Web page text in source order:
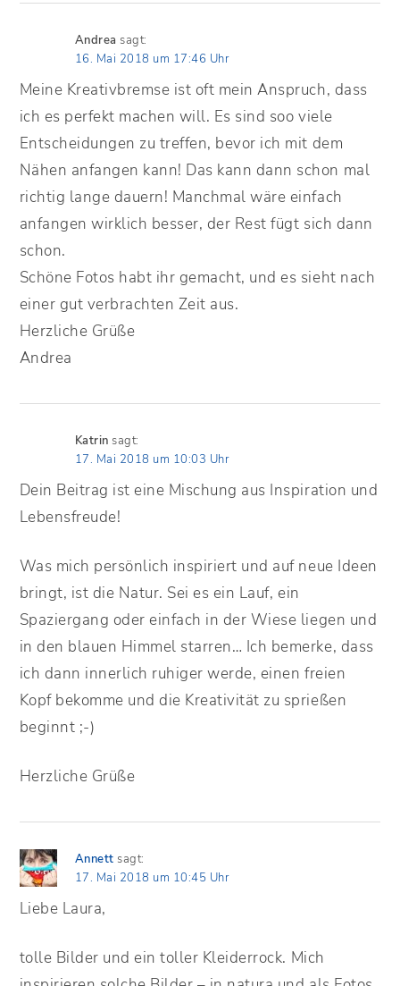
Andrea sagt:
16. Mai 2018 um 17:46 Uhr
Meine Kreativbremse ist oft mein Anspruch, dass
ich es perfekt machen will. Es sind soo viele
Entscheidungen zu treffen, bevor ich mit dem
Nähen anfangen kann! Das kann dann schon mal
richtig lange dauern! Manchmal wäre einfach
anfangen wirklich besser, der Rest fügt sich dann
schon.
Schöne Fotos habt ihr gemacht, und es sieht nach
einer gut verbrachten Zeit aus.
Herzliche Grüße
Andrea
Katrin sagt:
17. Mai 2018 um 10:03 Uhr
Dein Beitrag ist eine Mischung aus Inspiration und
Lebensfreude!
Was mich persönlich inspiriert und auf neue Ideen
bringt, ist die Natur. Sei es ein Lauf, ein
Spaziergang oder einfach in der Wiese liegen und
in den blauen Himmel starren… Ich bemerke, dass
ich dann innerlich ruhiger werde, einen freien
Kopf bekomme und die Kreativität zu sprießen
beginnt ;-)
Herzliche Grüße
Annett sagt:
17. Mai 2018 um 10:45 Uhr
Liebe Laura,
tolle Bilder und ein toller Kleiderrock. Mich